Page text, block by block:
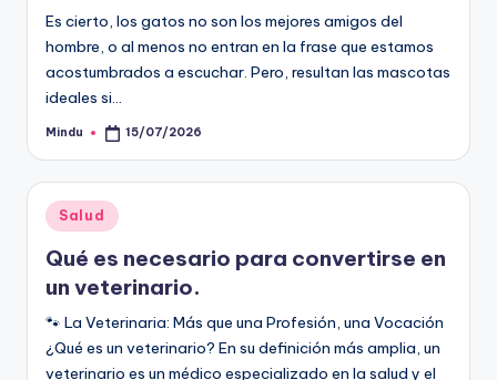
Es cierto, los gatos no son los mejores amigos del
hombre, o al menos no entran en la frase que estamos
acostumbrados a escuchar. Pero, resultan las mascotas
ideales si…
Publicado
Mindu 15/07/2026
Publicado
en
Salud
Qué es necesario para convertirse en
un veterinario.
🐾 La Veterinaria: Más que una Profesión, una Vocación
¿Qué es un veterinario? En su definición más amplia, un
veterinario es un médico especializado en la salud y el